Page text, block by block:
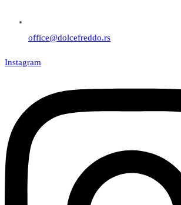
office@dolcefreddo.rs
Instagram